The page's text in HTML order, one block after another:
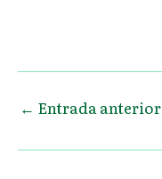
← Entrada anterior